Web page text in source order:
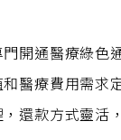
開通醫療綠色
醫療費用需求
還款方式靈活